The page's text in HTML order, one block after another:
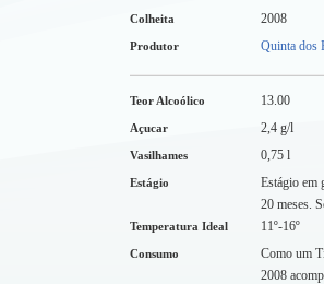
Colheita 2008
Produtor Quinta dos
Teor Alcoólico 13.00
Açucar 2,4 g/l
Vasilhames 0,75 l
Estágio
Estágio em
20 meses.
Temperatura Ideal 11º-16º
Consumo
Como um
2008